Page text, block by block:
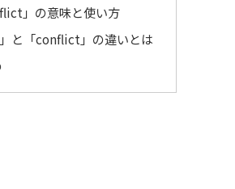
」の意味と使い方
」と「conflict」の違いとは